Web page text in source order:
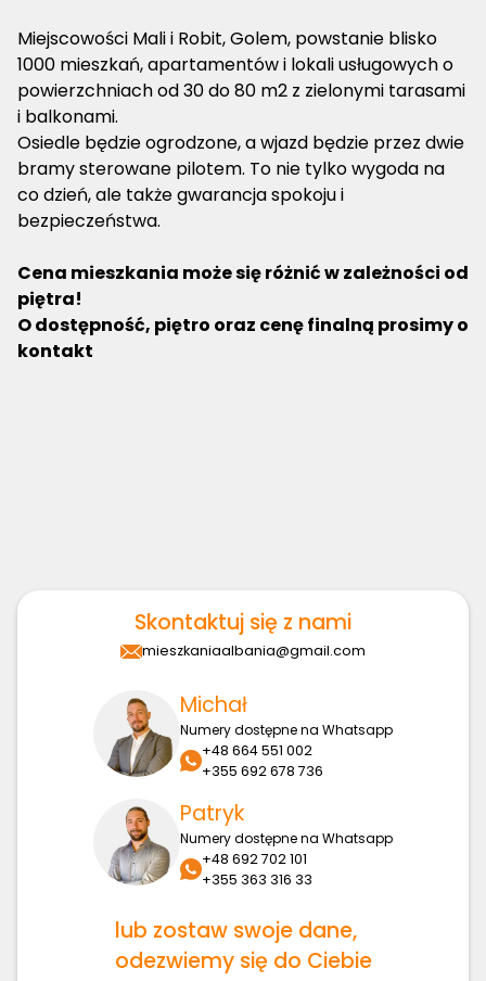
Miejscowości Mali i Robit, Golem, powstanie blisko
1000 mieszkań, apartamentów i lokali usługowych o
powierzchniach od 30 do 80 m2 z zielonymi tarasami
i balkonami.
Osiedle będzie ogrodzone, a wjazd będzie przez dwie
bramy sterowane pilotem. To nie tylko wygoda na
co dzień, ale także gwarancja spokoju i
bezpieczeństwa.
Cena mieszkania może się różnić w zależności od
piętra!
O dostępność, piętro oraz cenę finalną prosimy o
kontakt
Skontaktuj się z nami
mieszkaniaalbania@gmail.com
Michał
Numery dostępne na Whatsapp
+48 664 551 002
+355 692 678 736
Patryk
Numery dostępne na Whatsapp
+48 692 702 101
+355 363 316 33
lub zostaw swoje dane,
odezwiemy się do Ciebie